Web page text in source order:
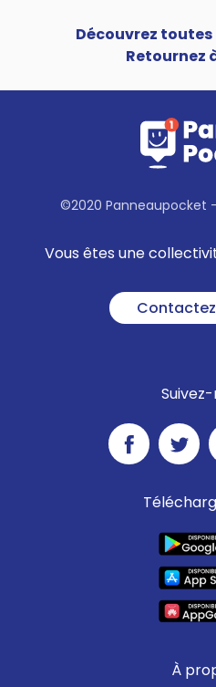
Découvrez
Retournez
©2020 Panneaupocket
Vous êtes une
À